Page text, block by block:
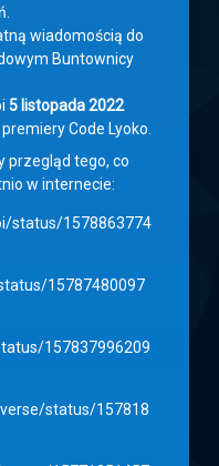
wiadomością do
Buntownicy
5 listopada 2022
Code Lyoko.
przegląd tego, co
w internecie:
status/1578863774
15787480097
157837996209
status/157818